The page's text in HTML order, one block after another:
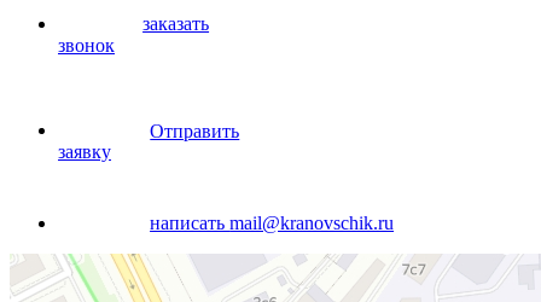
заказать
звонок
Отправить
заявку
написатьmail@kranovschik.ru